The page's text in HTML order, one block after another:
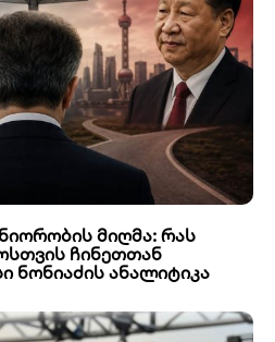
მიღმა: რას
ჩინეთთან
ნონიაძის ანალიტიკა